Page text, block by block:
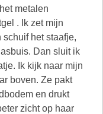
metalen
. Ik zet mijn
het staafje,
Dan sluit ik
Ik kijk naar mijn
boven. Ze pakt
en drukt
zicht op haar